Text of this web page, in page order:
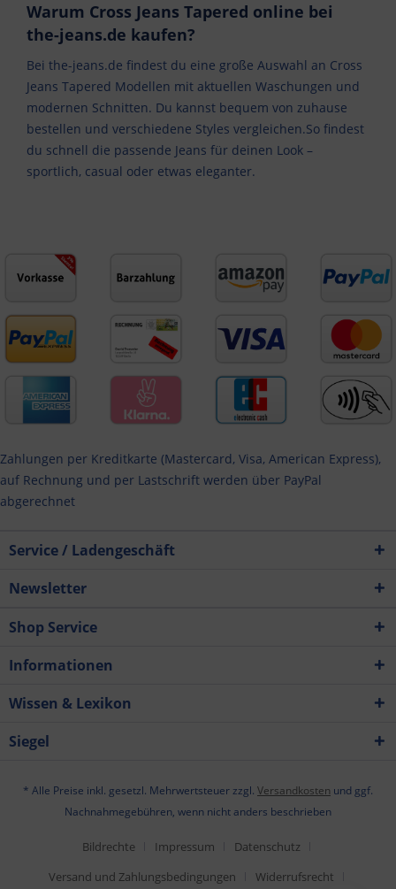
Warum Cross Jeans Tapered online bei
the-jeans.de kaufen?
Bei the-jeans.de findest du eine große Auswahl an Cross
Jeans Tapered Modellen mit aktuellen Waschungen und
modernen Schnitten. Du kannst bequem von zuhause
bestellen und verschiedene Styles vergleichen.So findest
du schnell die passende Jeans für deinen Look –
sportlich, casual oder etwas eleganter.
Zahlungen per Kreditkarte (Mastercard, Visa, American Express),
auf Rechnung und per Lastschrift werden über PayPal
abgerechnet
Service / Ladengeschäft
Newsletter
Shop Service
Informationen
Wissen & Lexikon
Siegel
* Alle Preise inkl. gesetzl. Mehrwertsteuer zzgl. Versandkosten und ggf.
Nachnahmegebühren, wenn nicht anders beschrieben
Bildrechte Impressum
Datenschutz
Versand und Zahlungsbedingungen
Widerrufsrecht